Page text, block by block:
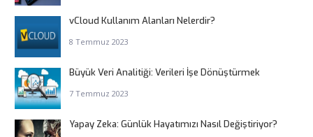
vCloud Kullanım Alanları Nelerdir?
8 Temmuz 2023
Büyük Veri Analitiği: Verileri İşe Dönüştürmek
7 Temmuz 2023
Yapay Zeka: Günlük Hayatımızı Nasıl Değiştiriyor?